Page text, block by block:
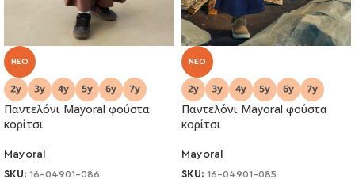
NEO
Παντελόνι Mayoral φούστα
κορίτσι
Mayoral
SKU: 16-04901-086
NEO
Παντελόνι Mayoral φούστα
κορίτσι
Mayoral
SKU: 16-04901-085